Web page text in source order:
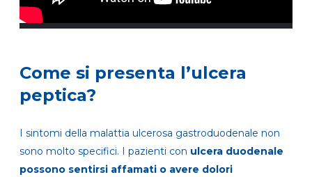
Come si presenta l’ulcera
peptica?
I sintomi della malattia ulcerosa gastroduodenale non
sono molto specifici. I pazienti con ulcera duodenale
possono sentirsi affamati o avere dolori